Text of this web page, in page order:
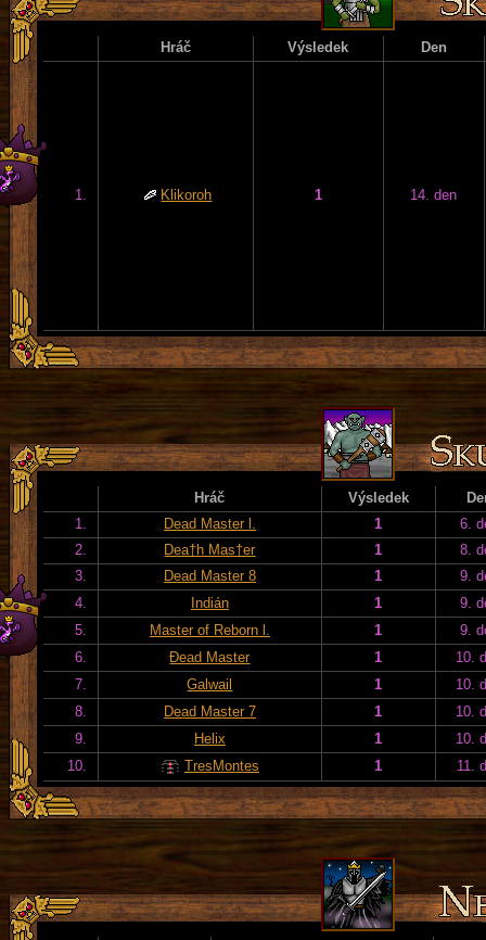
Hráč Výsledek Den
1. Klikoroh 1 14. den
Hráč Výsledek
1.
Dead Master l. 1
6.
2.
Dea†h Mas†er 1
8.
3.
Dead Master 8 1
9.
4.
Indián 1
9.
5.
Master of Reborn l. 1
9.
6.
Đead Master 1
10.
7.
Galwail 1
10.
8.
Dead Master 7 1
10.
9.
Helix 1
10.
10.
TresMontes 1 11.